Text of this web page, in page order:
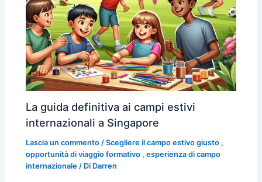
La guida definitiva ai campi estivi
internazionali a Singapore
Lascia un commento /Scegliere il campo estivo giusto ,
opportunità di viaggio formativo ,esperienza di campo
internazionale / Di Darren